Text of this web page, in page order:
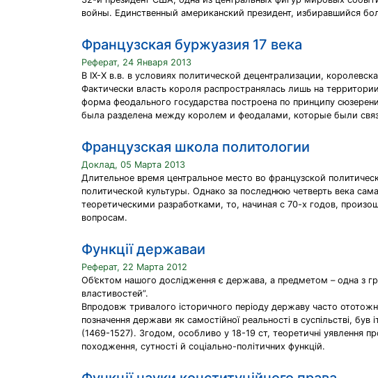
войны. Единственный американский президент, избиравшийся
Французская буржуазия 17 века
Реферат, 24 Января 2013
В IX-Х в.в. в условиях политической децентрализации,
Фактически власть короля распространялась лишь на
форма феодального государства построена по принципу
была разделена между королем и феодалами, которые были
Французская школа политологии
Доклад, 05 Марта 2013
Длительное время центральное место во французской
политической культуры. Однако за последнюю четверть века
теоретическими разработками, то, начиная с 70-х годов,
вопросам.
Функції державаи
Реферат, 22 Марта 2012
Об’єктом нашого дослідження є держава, а предметом – одна з
властивостей”.
Впродовж тривалого історичного періоду державу часто
позначення держави як самостійної реальності в суспільстві,
(1469-1527). Згодом, особливо у 18-19 ст, теоретичні уявлення
походження, сутності й соціально-політичних функцій.